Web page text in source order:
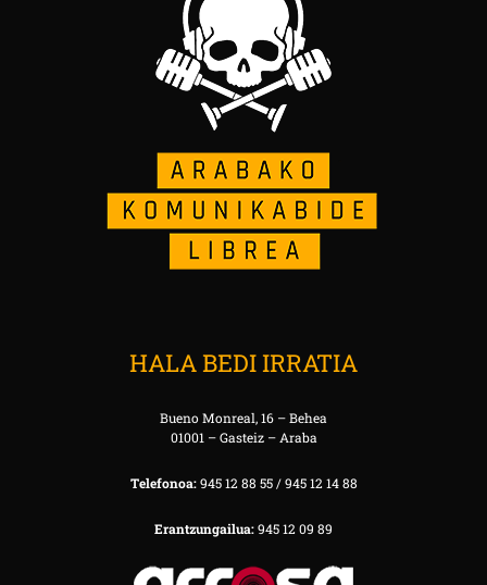
HALA BEDI IRRATIA
Bueno Monreal, 16 – Behea
01001 – Gasteiz – Araba
Telefonoa:945 12 88 55 / 945 12 14 88
Erantzungailua:945 12 09 89